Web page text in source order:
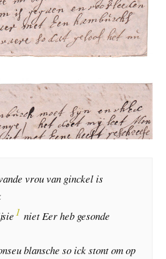
vrou van ginckel is
1 niet Eer heb gesonde
blansche so ick stont om op